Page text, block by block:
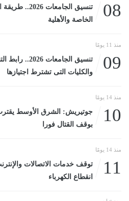
08
تنسيق
الخاصة والأهلية
منذ 11 يومًا
09
تنسيق
والكليات التى تشترط اجتيازها
منذ 14 يومًا
10
جوتيريش: الشرق الأوسط
بوقف القتال فورا
منذ 14 يومًا
11
توقف خدمات الاتصالات
انقطاع الكهرباء